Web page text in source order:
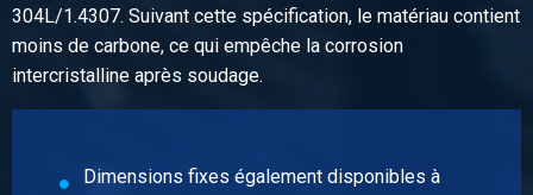
304L/1.4307. Suivant cette spécification, le matériau contient
moins de carbone, ce qui empêche la corrosion
intercristalline après soudage.
Dimensions fixes également disponibles à